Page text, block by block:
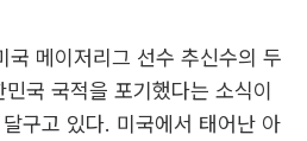
국 메이저리그 선수 추신수의 두
국 국적을 포기했다는 소식이
구고 있다. 미국에서 태어난 아